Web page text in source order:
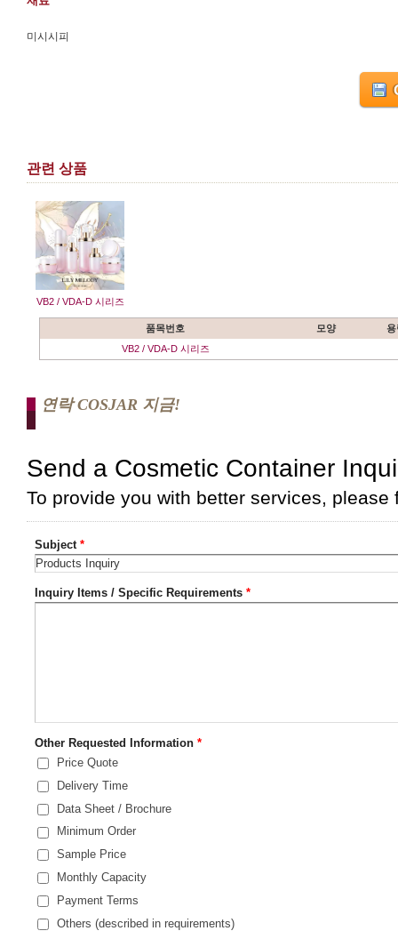
미시시피
관련 상품
VB2 / VDA-D 시리즈
품목번호 모양
용
VB2 / VDA-D 시리즈
연락 COSJAR 지금!